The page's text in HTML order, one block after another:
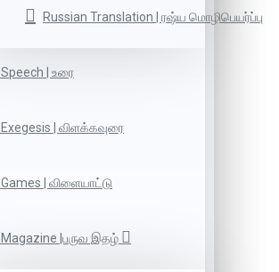
Russian Translation | ரஷ்ய மொழிபெயர்ப்பு
Speech | உரை
Exegesis | விளக்கவுரை
Games | விளையாட்டு
Magazine |பருவ இதழ்